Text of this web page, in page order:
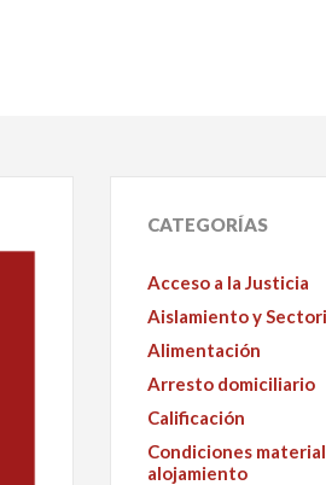
CATEGORÍAS
Acceso a la Justicia
Aislamiento y
Alimentación
Arresto domiciliario
Calificación
Condiciones
alojamiento